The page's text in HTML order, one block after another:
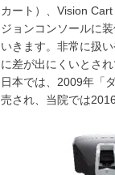
カート）、Vision
ジョンコンソールに
いきます。非常に扱
に差が出にくいとされ
日本では、2009年「
売され、当院では